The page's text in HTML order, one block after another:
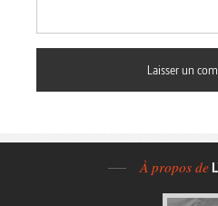
À propos de